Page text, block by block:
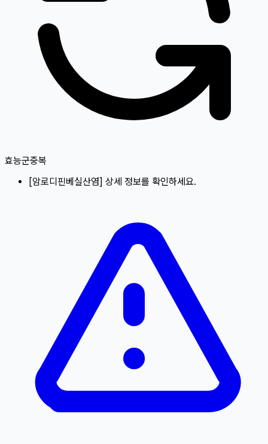
효능군중복
[암로디핀베실산염] 상세 정보를 확인하세요.